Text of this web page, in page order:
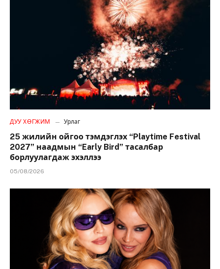
ДУУ ХӨГЖИМ Урлаг
25 жилийн ойгоо тэмдэглэх “Playtime Festival
2027” наадмын “Early Bird” тасалбар
борлуулагдаж эхэллээ
05/08/2026